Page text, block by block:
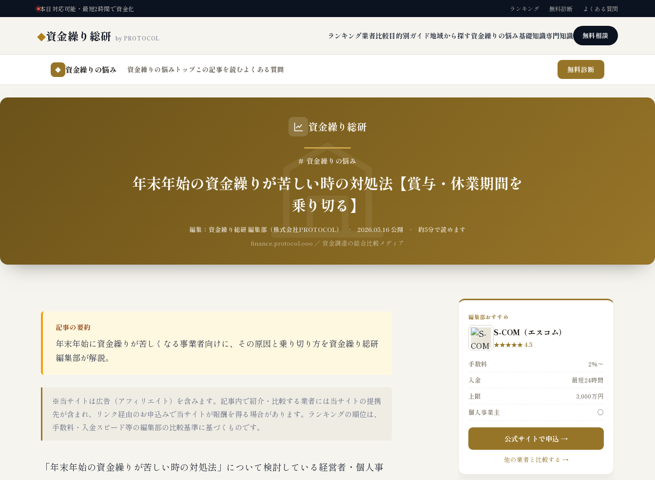
本日対応可能・最短2時間で資金化 ランキング 無料診断 よくある質問
◆資金繰り総研 by PROTOCOL ランキング業者比較目的別ガイド地域から探す資金繰りの悩み基礎知識専門知識 無料相談
◆ 資金繰りの悩み 資金繰りの悩みトップ この記事を読むよくある質問 無料診断
資金繰り総研
# 資金繰りの悩み
年末年始の資金繰りが苦しい時の対処法【賞与・休業期間を
乗り切る】
編集：資金繰り総研 編集部（株式会社PROTOCOL） · 2026.05.16 公開 · 約5分で読めます
finance.protocol.ooo ／ 資金調達の総合比較メディア
記事の要約
年末年始に資金繰りが苦しくなる事業者向けに、その原因と乗り切り方を資金繰り総研
編集部が解説。
※当サイトは広告（アフィリエイト）を含みます。記事内で紹介・比較する業者には当サイトの提携
先が含まれ、リンク経由のお申込みで当サイトが報酬を得る場合があります。ランキングの順位は、
手数料・入金スピード等の編集部の比較基準に基づくものです。
「年末年始の資金繰りが苦しい時の対処法」について検討している経営者・個人事
編集部おすすめ
S-COM（エスコム）
★★★★★ 4.5
手数料
2%〜
入金
最短24時間
上限
3,000万円
個人事業主
○
公式サイトで申込 →
他の業者と比較する →